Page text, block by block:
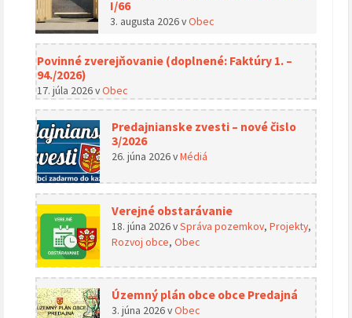
I/66
3. augusta 2026vObec
Povinné zverejňovanie (doplnené: Faktúry 1. –
94./2026)
17. júla 2026vObec
Predajnianske zvesti – nové čislo
3/2026
26. júna 2026vMédiá
Verejné obstarávanie
18. júna 2026vSpráva pozemkov, Projekty,
Rozvoj obce, Obec
Územný plán obce obce Predajná
3. júna 2026vObec